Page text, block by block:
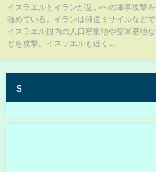
ワールドポリティクス】
イスラエルとイランが互いへの軍事攻撃を
強めている。イランは弾道ミサイルなどで
イスラエル国内の人口密集地や空軍基地な
どを攻撃。イスラエルも近く...
s